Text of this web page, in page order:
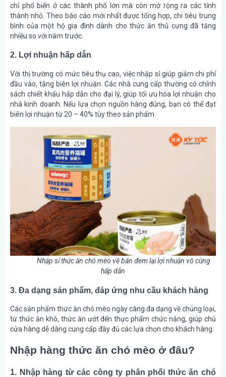
chỉ phổ biến ở các thành phố lớn mà còn mở rộng ra các tỉnh
thành nhỏ. Theo báo cáo mới nhất được tổng hợp, chi tiêu trung
bình của một hộ gia đình dành cho thức ăn thú cưng đã tăng
nhiều so với năm trước.
2. Lợi nhuận hấp dẫn
Với thị trường có mức tiêu thụ cao, việc nhập sỉ giúp giảm chi phí
đầu vào, tăng biên lợi nhuận. Các nhà cung cấp thường có chính
sách chiết khấu hấp dẫn cho đại lý, giúp tối ưu hóa lợi nhuận cho
nhà kinh doanh. Nếu lựa chọn nguồn hàng đúng, bạn có thể đạt
biên lợi nhuận từ 20 – 40% tùy theo sản phẩm.
Nhập sỉ thức ăn chó mèo về bán đem lại lợi nhuận vô cùng
hấp dẫn
3. Đa dạng sản phẩm, đáp ứng nhu cầu khách hàng
Các sản phẩm thức ăn chó mèo ngày càng đa dạng về chủng loại,
từ thức ăn khô, thức ăn ướt đến thực phẩm chức năng, giúp chủ
cửa hàng dễ dàng cung cấp đầy đủ các lựa chọn cho khách hàng.
Nhập hàng thức ăn chó mèo ở đâu?
1. Nhập hàng từ các công ty phân phối thức ăn chó